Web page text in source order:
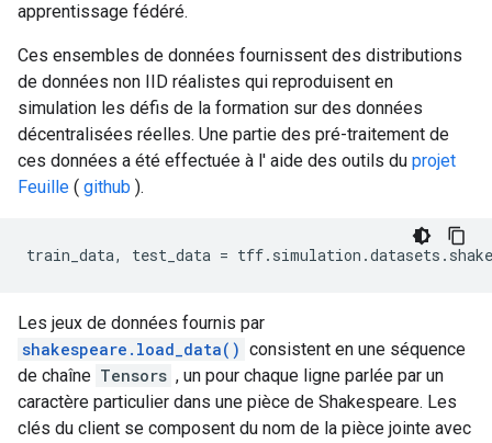
apprentissage fédéré.
Ces ensembles de données fournissent des distributions
de données non IID réalistes qui reproduisent en
simulation les défis de la formation sur des données
décentralisées réelles. Une partie des pré-traitement de
ces données a été effectuée à l' aide des outils du projet
Feuille ( github ).
train_data, test_data = tff. simulation .datasets .
Les jeux de données fournis par
shakespeare.load_data() consistent en une séquence
de chaîne Tensors , un pour chaque ligne parlée par un
caractère particulier dans une pièce de Shakespeare. Les
clés du client se composent du nom de la pièce jointe avec